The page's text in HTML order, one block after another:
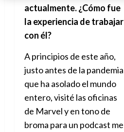
actualmente. ¿Cómo fue
la experiencia de trabajar
con él?
A principios de este año,
justo antes de la pandemia
que ha asolado el mundo
entero, visité las oficinas
de Marvel y en tono de
broma para un podcast me